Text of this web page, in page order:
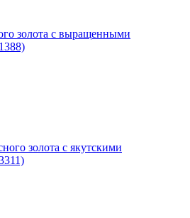
золота с выращенными
золота с якутскими